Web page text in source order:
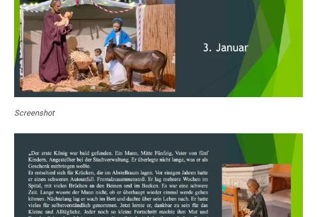
Screenshot